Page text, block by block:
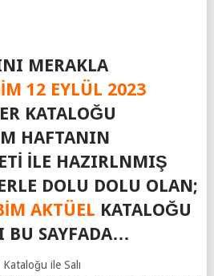
MERAKLA
12 EYLÜL 2023
KATALOĞU
HAFTANIN
ILE HAZIRLNMIŞ
DOLU DOLU OLAN;
AKTÜEL KATALOĞU
BU SAYFADA…
ile Salı